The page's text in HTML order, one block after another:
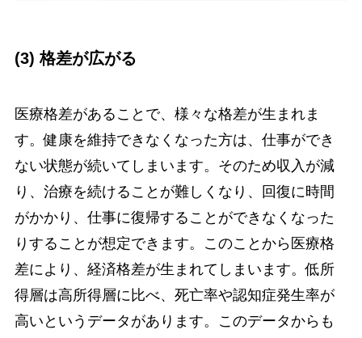
(3) 格差が広がる
医療格差があることで、様々な格差が生まれま
す。健康を維持できなくなった方は、仕事ができ
ない状態が続いてしまいます。そのため収入が減
り、治療を続けることが難しくなり、回復に時間
がかかり、仕事に復帰することができなくなった
りすることが想定できます。このことから医療格
差により、経済格差が生まれてしまいます。低所
得層は高所得層に比べ、死亡率や認知症発生率が
高いというデータがあります。このデータからも